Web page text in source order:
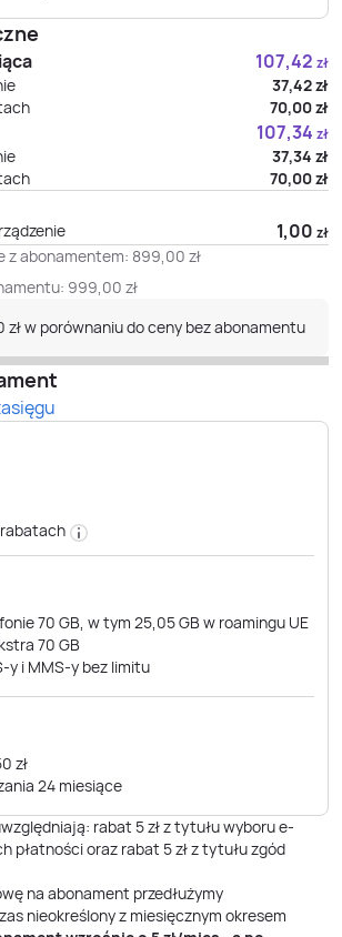
107,42 zł
37,42zł
70,00zł
107,34 zł
37,34 zł
70,00zł
1,00 zł
z abonamentem: 899,00 zł
999,00 zł
zł w porównaniu do ceny bez abonamentu
70 GB, w tym 25,05 GB w roamingu UE
70 GB
y i MMS-y bez limitu
zł
24 miesiące
rabat 5 zł z tytułu wyboru e-
płatności oraz rabat 5 zł z tytułu zgód
na abonament przedłużymy
nieokreślony z miesięcznym okresem